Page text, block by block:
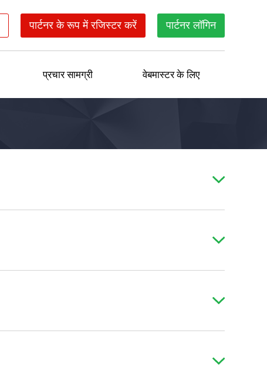
पार्टनर के रूप में रजिस्टर करें पार्टनर लॉगिन
प्रचार सामग्री वेबमास्टर के लिए